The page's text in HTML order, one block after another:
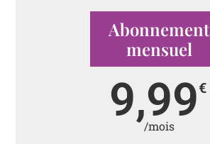
Abonnement
mensuel
9,99€
/mois